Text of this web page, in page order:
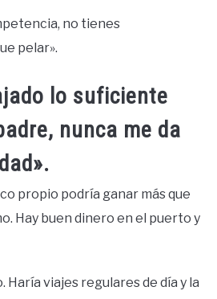
no tienes
pelar».
lo suficiente
nunca me da
propio podría ganar más que
Hay buen dinero en el puerto y
Haría viajes regulares de día y la